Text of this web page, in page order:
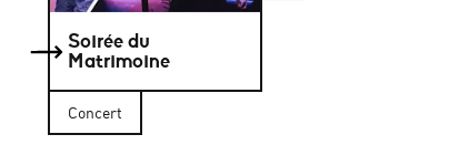
Soirée du
Matrimoine
Concert